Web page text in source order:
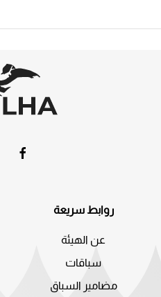
روابط سريعة
عن الهيئة
سباقات
مضامير السباق